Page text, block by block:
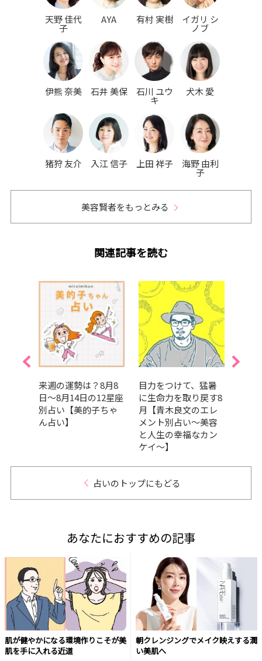
天野 佳代
子
AYA 有村 実樹 イガリ シ
ノブ
伊熊 奈美 石井 美保 石川 ユウ
キ
犬木 愛
猪狩 友介 入江 信子 上田 祥子 海野 由利
子
美容賢者をもっとみる
関連記事を読む
来週の運勢は？8月8
日～8月14日の12星座
別占い【美的子ちゃ
ん占い】
目力をつけて、猛暑
に生命力を取り戻す8
月【青木良文のエレ
メント別占い～美容
と人生の幸福なカン
ケイ～】
占いのトップにもどる
あなたにおすすめの記事
肌が健やかになる環境作りこそが美
肌を手に入れる近道
朝クレンジングでメイク映えする潤
い美肌へ